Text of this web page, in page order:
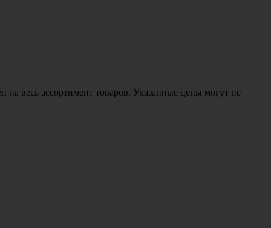
весь ассортимент товаров. Указанные цены могут не